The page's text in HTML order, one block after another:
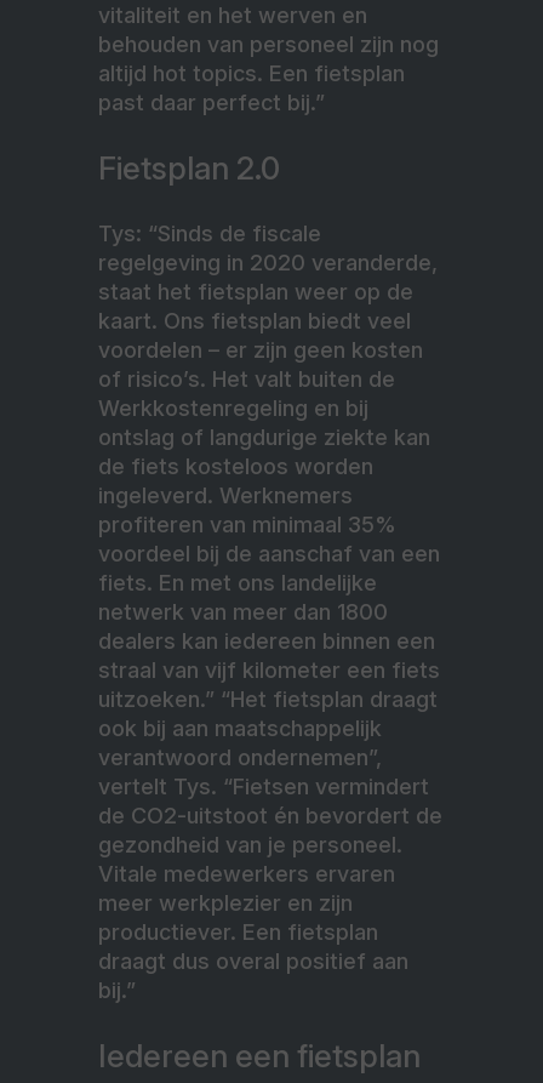
vitaliteit en het werven en
behouden van personeel zijn nog
altijd hot topics. Een fietsplan
past daar perfect bij.”
Fietsplan 2.0
Tys: “Sinds de fiscale
regelgeving in 2020 veranderde,
staat het fietsplan weer op de
kaart. Ons fietsplan biedt veel
voordelen – er zijn geen kosten
of risico’s. Het valt buiten de
Werkkostenregeling en bij
ontslag of langdurige ziekte kan
de fiets kosteloos worden
ingeleverd. Werknemers
profiteren van minimaal 35%
voordeel bij de aanschaf van een
fiets. En met ons landelijke
netwerk van meer dan 1800
dealers kan iedereen binnen een
straal van vijf kilometer een fiets
uitzoeken.” “Het fietsplan draagt
ook bij aan maatschappelijk
verantwoord ondernemen”,
vertelt Tys. “Fietsen vermindert
de CO2-uitstoot én bevordert de
gezondheid van je personeel.
Vitale medewerkers ervaren
meer werkplezier en zijn
productiever. Een fietsplan
draagt dus overal positief aan
bij.”
Iedereen een fietsplan